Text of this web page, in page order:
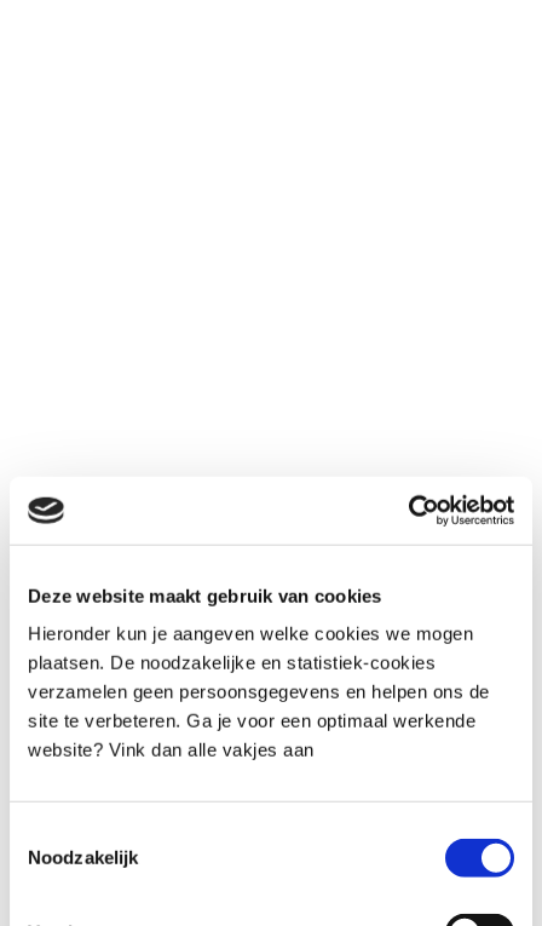
Deze website maakt gebruik van cookies
Hieronder kun je aangeven welke cookies we mogen
plaatsen. De noodzakelijke en statistiek-cookies
verzamelen geen persoonsgegevens en helpen ons de
site te verbeteren. Ga je voor een optimaal werkende
website? Vink dan alle vakjes aan
Noodzakelijk